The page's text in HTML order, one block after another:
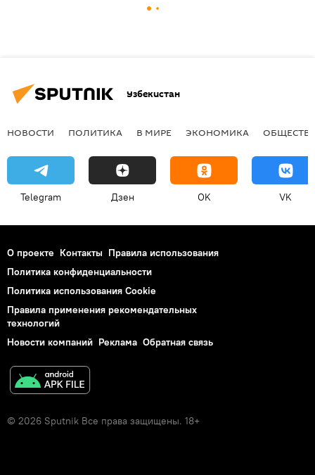
Узбекистан
НОВОСТИ ПОЛИТИКА В МИРЕ ЭКОНОМИКА
Telegram Дзен OK VK
О проекте Контакты Правила использования
Политика конфиденциальности
Политика использования Cookie
Правила применения рекомендательных
технологий
Новости компаний Реклама Обратная связь
© 2026 Sputnik Все права защищены. 18+